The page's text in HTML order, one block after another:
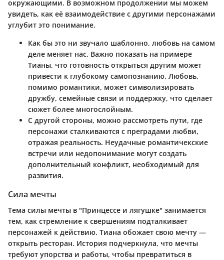
окружающими. В возможном продолжении мы можем
увидеть, как её взаимодействие с другими персонажами
углубит это понимание.
Как бы это ни звучало шаблонно, любовь на самом
деле меняет нас. Важно показать на примере
Тианы, что готовность открыться другим может
привести к глубокому самопознанию. Любовь,
помимо романтики, может символизировать
дружбу, семейные связи и поддержку, что сделает
сюжет более многослойным.
С другой стороны, можно рассмотреть пути, где
персонажи сталкиваются с преградами любви,
отражая реальность. Неудачные романтичекские
встречи или недопонимание могут создать
дополнительный конфликт, необходимый для
развития.
Сила мечты
Тема силы мечты в "Принцессе и лягушке" занимается
тем, как стремление к свершениям подталкивает
персонажей к действию. Тиана обожает свою мечту —
открыть ресторан. История подчеркнула, что мечты
требуют упорства и работы, чтобы превратиться в